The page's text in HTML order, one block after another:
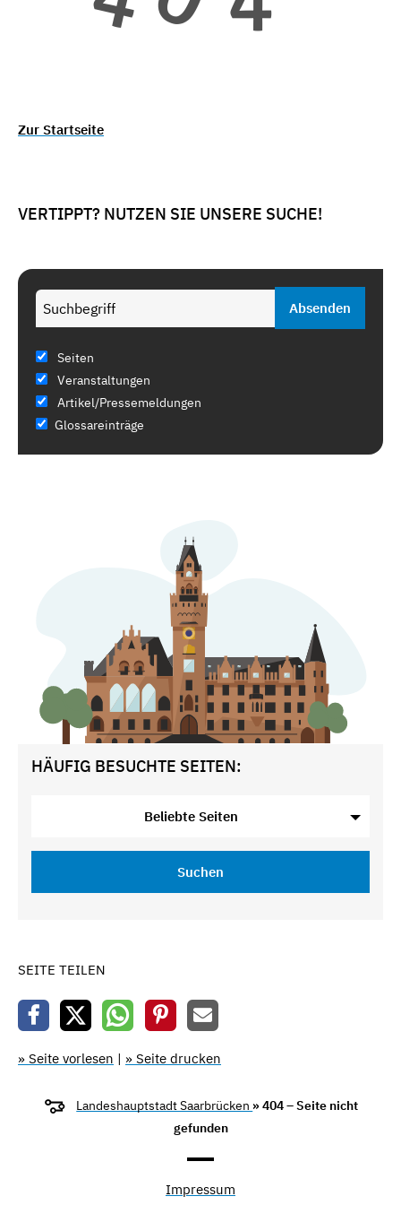
Zur Startseite
VERTIPPT? NUTZEN SIE UNSERE SUCHE!
Seiten
Veranstaltungen
Artikel/Pressemeldungen
Glossareinträge
HÄUFIG BESUCHTE SEITEN:
Beliebte Seiten
Suchen
SEITE TEILEN
» Seite vorlesen | » Seite drucken
Landeshauptstadt Saarbrücken » 404 – Seite nicht
gefunden
Impressum